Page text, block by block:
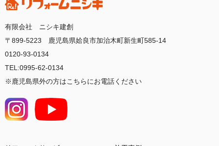
有限会社 ニシキ建創
〒899-5223 鹿児島県姶良市加治木町新生町585-14
0120-93-0134
TEL:0995-62-0134
※鹿児島県外の方はこちらにお電話ください